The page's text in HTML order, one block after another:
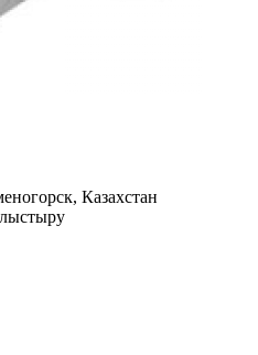
Казахстан